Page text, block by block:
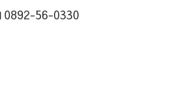
0892-56-0330